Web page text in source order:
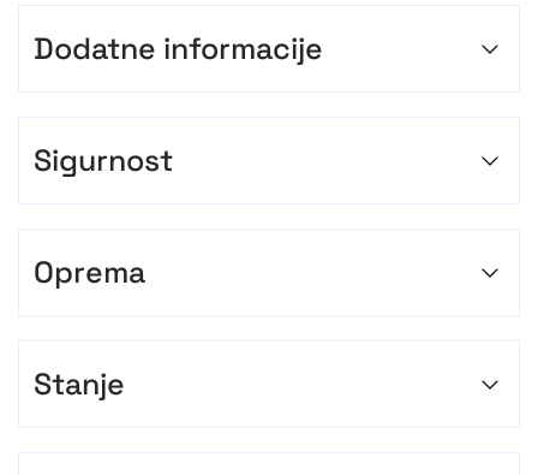
Dodatne informacije
Sigurnost
Oprema
Stanje